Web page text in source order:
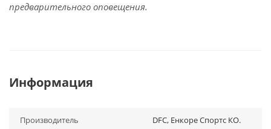
предварительного оповещения.
Информация
Производитель
DFC, Енкоре Спортс КО.